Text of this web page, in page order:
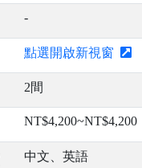
-
點選開啟新視窗
2間
NT$4,200~NT$4,200
中文、英語